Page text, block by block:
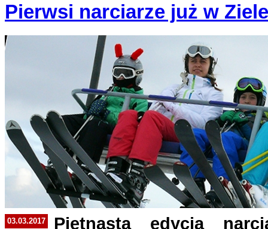
Pierwsi narciarze już w
03.03.2017 Piętnasta edycja